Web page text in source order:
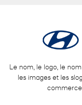
Le nom, le logo, le
les images et les